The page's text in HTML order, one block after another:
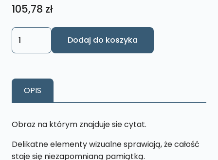
105,78 zł
ilość
Obraz
18x27
cm
Dodaj do koszyka
OPIS
Obraz na którym znajduje sie cytat.
Delikatne elementy wizualne sprawiają, że całość
staje się niezapomnianą pamiątką.